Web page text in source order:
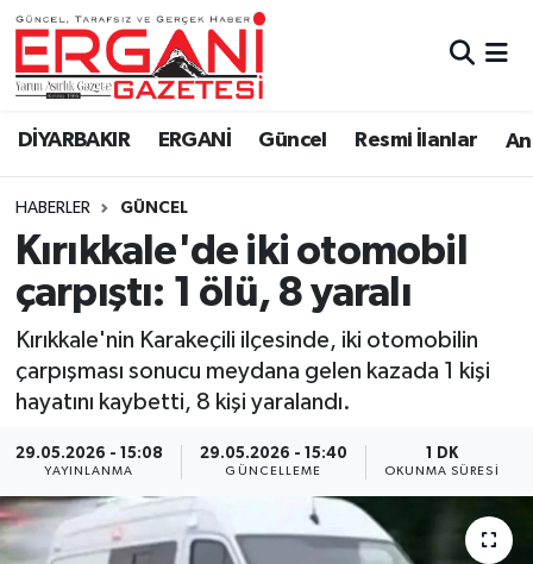
DİYARBAKIR ERGANİ Güncel Resmi İlanlar
HABERLER GÜNCEL
Kırıkkale'de iki otomobil
çarpıştı: 1 ölü, 8 yaralı
Kırıkkale'nin Karakeçili ilçesinde, iki otomobilin
çarpışması sonucu meydana gelen kazada 1 kişi
hayatını kaybetti, 8 kişi yaralandı.
29.05.2026 - 15:08
YAYINLANMA
29.05.2026 - 15:40
GÜNCELLEME
1 DK
OKUNMA SÜRESI
DİYARBAKIR
BİSMİL
BAĞLAR
ERGANİ
Güncel
Resmi İlanlar
Sağlık
Si̇yaset
Spor
Ergani Nöbetçi Eczaneler
Ergani Hava Durumu
Ergani Trafik Yoğunluk Haritası
Süper Lig Puan Durumu ve Fikstür
Tüm Manşetler
Son Dakika Haberleri
Haber Arşivi